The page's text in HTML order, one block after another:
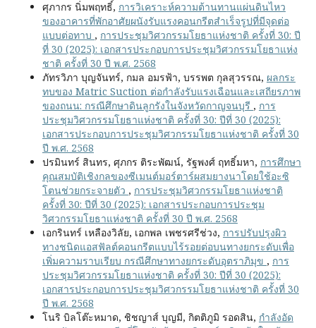
ศุภากร นิ่มพฤทธิ์, การวิเคราะห์ความต้านทานแผ่นดินไหว
ของอาคารที่พักอาศัยผนังรับแรงคอนกรีตสำเร็จรูปที่มีจุดต่อ
แบบต่อทาบ , การประชุมวิศวกรรมโยธาแห่งชาติ ครั้งที่ 30: ปี
ที่ 30 (2025): เอกสารประกอบการประชุมวิศวกรรมโยธาแห่ง
ชาติ ครั้งที่ 30 ปี พ.ศ. 2568
ภัทรวิภา บุญจันทร์, กมล อมรฟ้า, บรรพต กุลสุวรรณ, ผลกระ
ทบของ Matric Suction ต่อกำลังรับแรงเฉือนและเสถียรภาพ
ของถนน: กรณีศึกษาดินลูกรังในจังหวัดกาญจนบุรี , การ
ประชุมวิศวกรรมโยธาแห่งชาติ ครั้งที่ 30: ปีที่ 30 (2025):
เอกสารประกอบการประชุมวิศวกรรมโยธาแห่งชาติ ครั้งที่ 30
ปี พ.ศ. 2568
ปรมินทร์ สินทร, ศุภกร ติระพัฒน์, รัฐพงศ์ ฤทธิ์มหา, การศึกษา
คุณสมบัติเชิงกลของซีเมนต์มอร์ตาร์ผสมยางนาโดยใช้อะซิ
โตนช่วยกระจายตัว , การประชุมวิศวกรรมโยธาแห่งชาติ
ครั้งที่ 30: ปีที่ 30 (2025): เอกสารประกอบการประชุม
วิศวกรรมโยธาแห่งชาติ ครั้งที่ 30 ปี พ.ศ. 2568
เอกรินทร์ เหลืองวิลัย, เอกพล เพชรศรีช่วง, การปรับปรุงผิว
ทางชนิดแอสฟัลต์คอนกรีตแบบไร้รอยต่อบนทางยกระดับเพื่อ
เพิ่มความราบเรียบ กรณีศึกษาทางยกระดับอุตราภิมุข , การ
ประชุมวิศวกรรมโยธาแห่งชาติ ครั้งที่ 30: ปีที่ 30 (2025):
เอกสารประกอบการประชุมวิศวกรรมโยธาแห่งชาติ ครั้งที่ 30
ปี พ.ศ. 2568
โนริ บิลโต๊ะหมาด, ชิชญาส์ บุญมี, กิตติภูมิ รอดสิน, กำลังอัด